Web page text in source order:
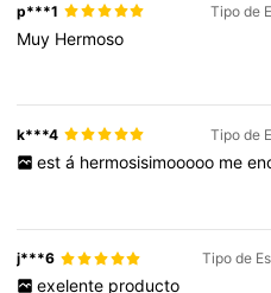
p***1 Tipo de
Muy Hermoso
k***4 Tipo de
est á hermosisimooooo me
j***6 Tipo de
exelente producto